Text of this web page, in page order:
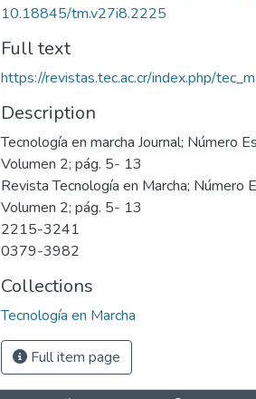
10.18845/tm.v27i8.2225
Full text
https://revistas.tec.ac.cr/index.php/
Description
Tecnología en marcha Journal; Número
Volumen 2; pág. 5- 13
Revista Tecnología en Marcha;
Volumen 2; pág. 5- 13
2215-3241
0379-3982
Collections
Tecnología en Marcha
Full item page